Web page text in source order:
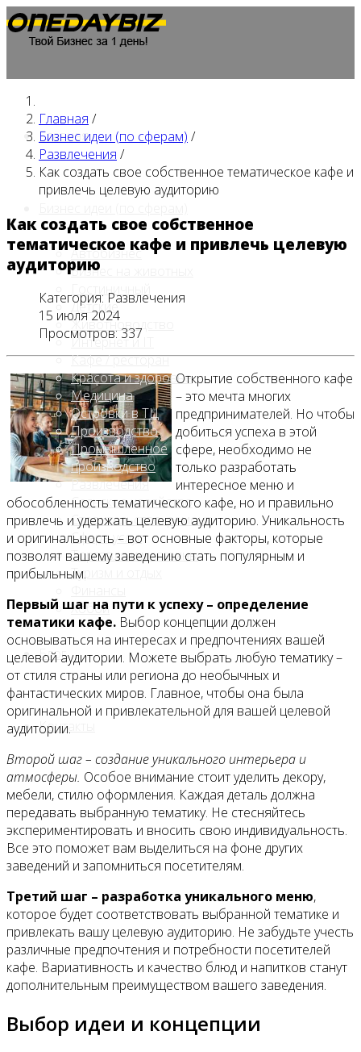
Главная
Автобизнес
Бизнес на животных
Гостиничный
Детские
Животноводство
Интернет и IT
Кафе / ресторан
Красота и здоровье
Медицина
Островки в ТЦ
Производство
Промышленное
производство
Развлечения
Сельское хозяйство
Строительство, ремонт
Сфера услуг
Торговля и магазины
Туризм и отдых
Хобби
Блог
Контакты
Главная /
Бизнес идеи (по сферам) /
Развлечения /
Как создать свое собственное тематическое кафе и
привлечь целевую аудиторию
Как создать свое собственное
тематическое кафе и привлечь целевую
аудиторию
Категория: Развлечения
15 июля 2024
Просмотров: 337
Открытие собственного кафе
– это мечта многих
предпринимателей. Но чтобы
добиться успеха в этой
сфере, необходимо не
только разработать
интересное меню и
обособленность тематического кафе, но и правильно
привлечь и удержать целевую аудиторию. Уникальность
и оригинальность – вот основные факторы, которые
позволят вашему заведению стать популярным и
прибыльным.
Первый шаг на пути к успеху – определение
тематики кафе. Выбор концепции должен
основываться на интересах и предпочтениях вашей
целевой аудитории. Можете выбрать любую тематику –
от стиля страны или региона до необычных и
фантастических миров. Главное, чтобы она была
оригинальной и привлекательной для вашей целевой
аудитории.
Второй шаг – создание уникального интерьера и
атмосферы. Особое внимание стоит уделить декору,
мебели, стилю оформления. Каждая деталь должна
передавать выбранную тематику. Не стесняйтесь
экспериментировать и вносить свою индивидуальность.
Все это поможет вам выделиться на фоне других
заведений и запомниться посетителям.
Третий шаг – разработка уникального меню,
которое будет соответствовать выбранной тематике и
привлекать вашу целевую аудиторию. Не забудьте учесть
различные предпочтения и потребности посетителей
кафе. Вариативность и качество блюд и напитков станут
дополнительным преимуществом вашего заведения.
Выбор идеи и концепции